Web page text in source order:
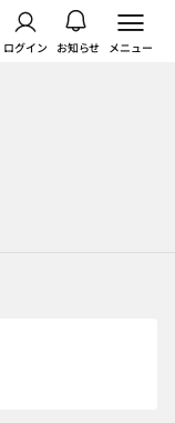
ログイン お知らせ メニュー